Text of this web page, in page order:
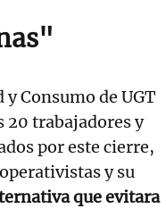
Consumo de UGT
20 trabajadores y
por este cierre,
y su
que evitara